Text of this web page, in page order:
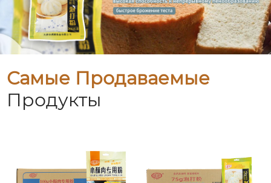
Самые Продаваемые
Продукты